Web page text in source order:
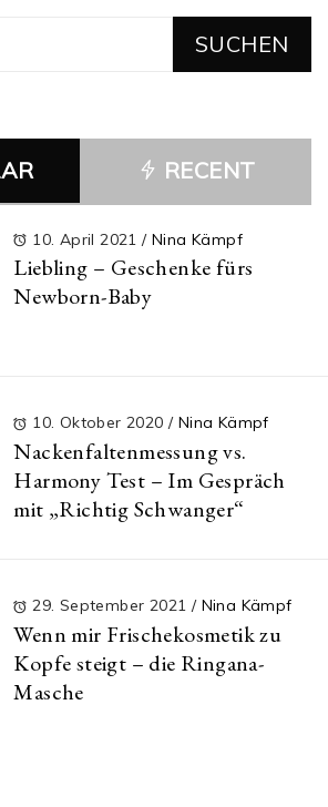
RECENT
10. April 2021/ Nina Kämpf
Liebling – Geschenke fürs
Newborn-Baby
10. Oktober 2020 / Nina Kämpf
Nackenfaltenmessung vs.
Harmony Test – Im Gespräch
mit „Richtig Schwanger“
29. September 2021 / Nina Kämpf
Wenn mir Frischekosmetik zu
Kopfe steigt – die Ringana-
Masche